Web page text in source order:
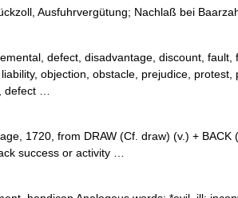
Ausfuhrvergütung; Nachlaß bei
defect, disadvantage, discount, fault,
objection, obstacle, prejudice, protest,
defect …
1720, from DRAW (Cf. draw) (v.) + BACK
success or activity …